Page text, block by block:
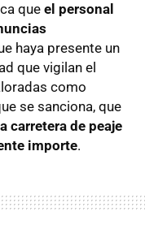
que el personal
haya presente un
que vigilan el
como
se sanciona, que
carretera de peaje
importe.